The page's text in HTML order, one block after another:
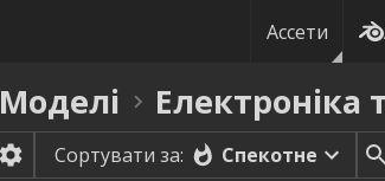
Ассети
Моделі Електроніка
Сортувати за: Спекотне